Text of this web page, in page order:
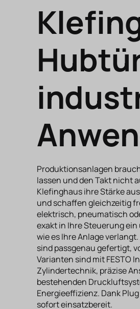
Produktionsanlagen
lassen und den Takt nicht
Klefinghaus ihre Stärke
und schaffen gleichzeitig
elektrisch, pneumatisch
exakt in Ihre Steuerung
wie es Ihre Anlage
sind passgenau gefertigt,
Varianten sind mit FESTO
Zylindertechnik, präzise
bestehenden
Energieeffizienz. Dank
sofort einsatzbereit.